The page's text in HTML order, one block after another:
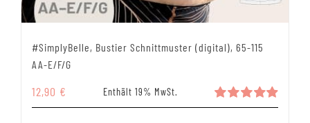
#SimplyBelle, Bustier Schnittmuster (digital), 65-115
AA-E/F/G
Bewertet
12,90 € Enthält 19% MwSt.